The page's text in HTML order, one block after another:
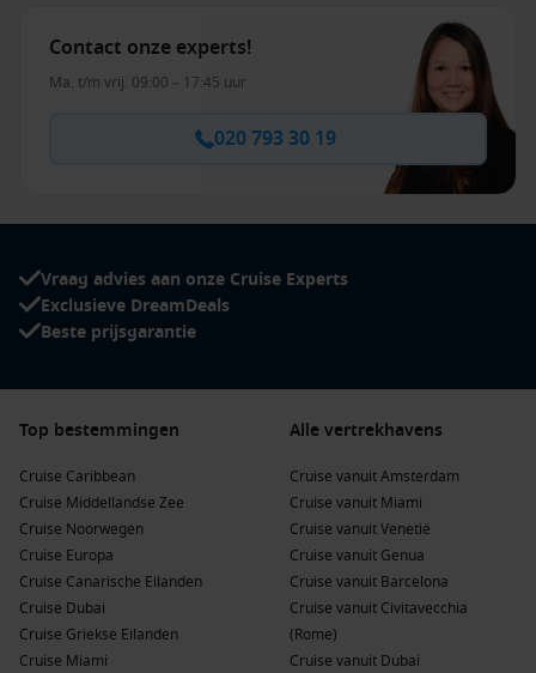
Contact onze experts!
Ma. t/m vrij. 09:00 – 17:45 uur
020 793 30 19
Vraag advies aan onze Cruise Experts
Exclusieve DreamDeals
Beste prijsgarantie
Top bestemmingen
Cruise Caribbean
Cruise Middellandse Zee
Cruise Noorwegen
Cruise Europa
Cruise Canarische Eilanden
Cruise Dubai
Cruise Griekse Eilanden
Cruise Miami
Alle vertrekhavens
Cruise vanuit Amsterdam
Cruise vanuit Miami
Cruise vanuit Venetië
Cruise vanuit Genua
Cruise vanuit Barcelona
Cruise vanuit Civitavecchia
(Rome)
Cruise vanuit Dubai